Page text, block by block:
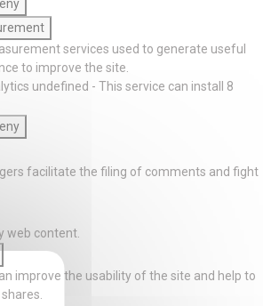
services used to generate useful
to improve the site.
undefined - This service can install 8
facilitate the filing of comments and fight
web content.
improve the usability of the site and help to